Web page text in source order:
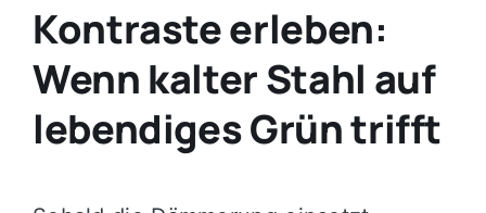
Kontraste erleben:
Wenn kalter Stahl auf
lebendiges Grün trifft